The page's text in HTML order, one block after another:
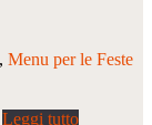
Menu per le Feste